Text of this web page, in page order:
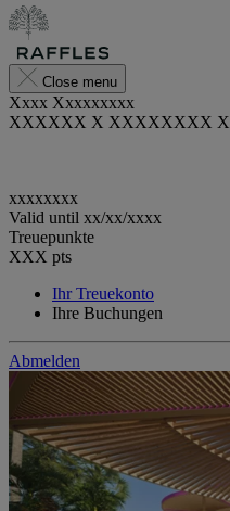
Close menu
Xxxx Xxxxxxxxx
XXXXXX X XXXXXXXX X
xxxxxxxx
Valid until xx/xx/xxxx
Treuepunkte
XXX pts
Ihr Treuekonto
Ihre Buchungen
Abmelden